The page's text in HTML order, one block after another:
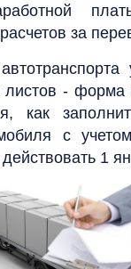
за
-
как
с
1